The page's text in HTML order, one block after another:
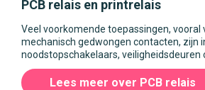
PCB relais en printrelais
Veel voorkomende toepassingen, vooral
mechanisch gedwongen contacten, zijn
noodstopschakelaars, veiligheidsdeuren
Lees meer over PCB relais